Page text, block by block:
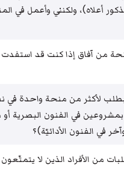
أعلاه)، ولكنني وأعمل في
من آفاق إذا كنت قد
لأكثر من منحة واحدة في
في الفنون البصرية
في الفنون الأدائيّة)؟
من الأفراد الذين لا